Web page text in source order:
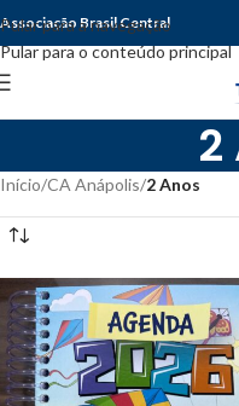
Pular para a navegação
Pular para o conteúdo principal
Associação Brasil Central
2
Início/CA Anápolis/2 Anos